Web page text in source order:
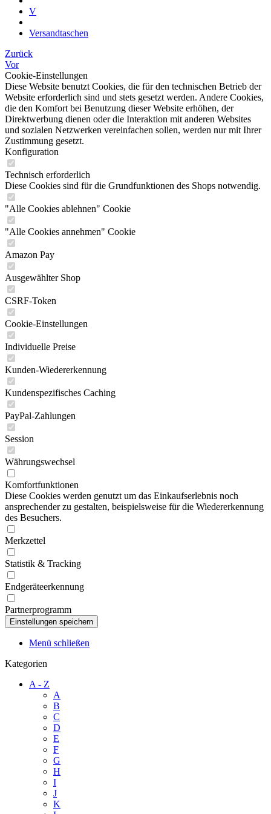
V
Versandtaschen
Zurück
Vor
Cookie-Einstellungen
Diese Website benutzt Cookies, die für den technischen Betrieb der
Website erforderlich sind und stets gesetzt werden. Andere Cookies,
die den Komfort bei Benutzung dieser Website erhöhen, der
Direktwerbung dienen oder die Interaktion mit anderen Websites
und sozialen Netzwerken vereinfachen sollen, werden nur mit Ihrer
Zustimmung gesetzt.
Konfiguration
Technisch erforderlich
Diese Cookies sind für die Grundfunktionen des Shops notwendig.
"Alle Cookies ablehnen" Cookie
"Alle Cookies annehmen" Cookie
Amazon Pay
Ausgewählter Shop
CSRF-Token
Cookie-Einstellungen
Individuelle Preise
Kunden-Wiedererkennung
Kundenspezifisches Caching
PayPal-Zahlungen
Session
Währungswechsel
Komfortfunktionen
Diese Cookies werden genutzt um das Einkaufserlebnis noch
ansprechender zu gestalten, beispielsweise für die Wiedererkennung
des Besuchers.
Merkzettel
Statistik & Tracking
Endgeräteerkennung
Partnerprogramm
Menü schließen
Kategorien
A - Z
A
B
C
D
E
F
G
H
I
J
K